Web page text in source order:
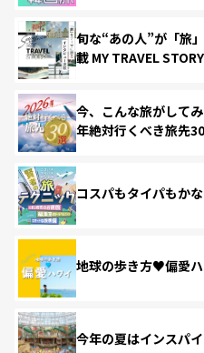
旬な“あの人”が「旅
載 MY TRAVEL STORY
今、こんな旅がして
年絶対行くべき旅先30
コスパもタイパもか
地球の歩き方♥偏愛
今年の夏はインスパイ